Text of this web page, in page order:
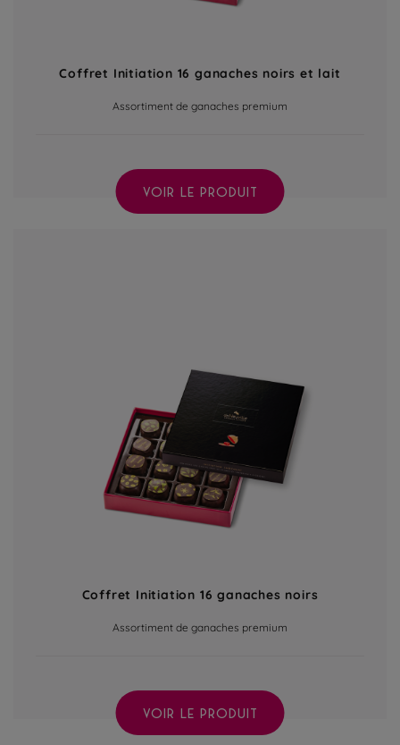
Coffret Initiation 16 ganaches noirs et lait
Assortiment de ganaches premium
VOIR LE PRODUIT
Coffret Initiation 16 ganaches noirs
Assortiment de ganaches premium
VOIR LE PRODUIT